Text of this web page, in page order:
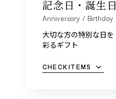
記念日・誕生日
Anniversary / Birthday
大切な方の特別な日を
彩るギフト
CHECK ITEMS